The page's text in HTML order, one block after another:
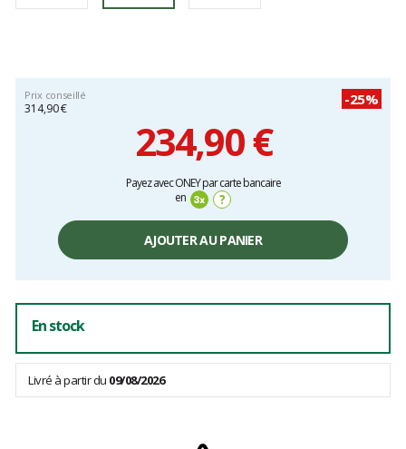
Prix conseillé
314,90 €
-25%
234,90 €
Payez avec ONEY par carte bancaire
en
?
AJOUTER AU PANIER
En stock
Livré à partir du 09/08/2026